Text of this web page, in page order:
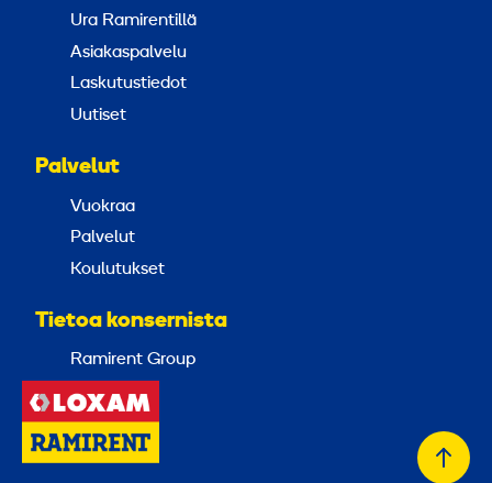
Ura Ramirentillä
Asiakaspalvelu
Laskutustiedot
Uutiset
Palvelut
Vuokraa
Palvelut
Koulutukset
Tietoa konsernista
Ramirent Group